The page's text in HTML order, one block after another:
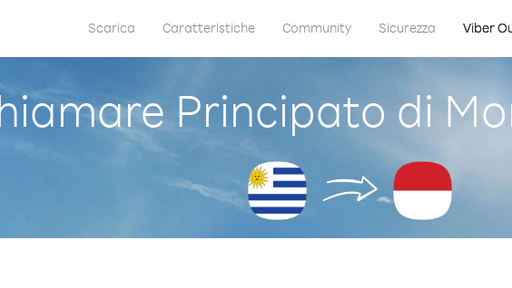
Scarica Caratteristiche Community Sicurezza Viber
Principato di